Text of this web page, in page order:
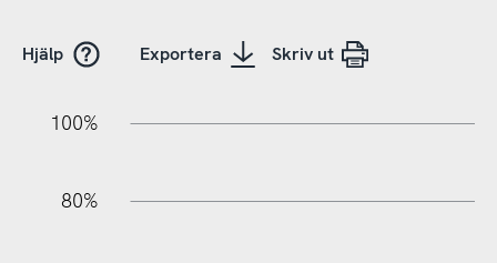
Hjälp Exportera Skriv ut
100%
80%